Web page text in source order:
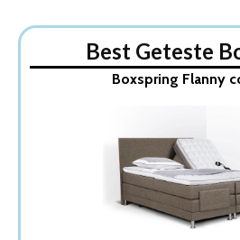
1. Boxspring Flanny compleet
2. Electrische boxspring Dubai
5. Boxspring Basic
Wat is de beste Boxspring van
1. Beste Boxspring van 2026
2. Uitstekende Kwaliteit
Best Geteste
Boxspring Flanny